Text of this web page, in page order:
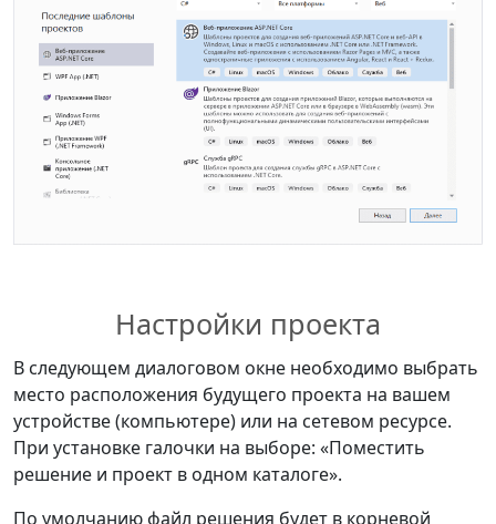
Настройки проекта
В следующем диалоговом окне необходимо выбрать
место расположения будущего проекта на вашем
устройстве (компьютере) или на сетевом ресурсе.
При установке галочки на выборе: «Поместить
решение и проект в одном каталоге».
По умолчанию файл решения будет в корневой